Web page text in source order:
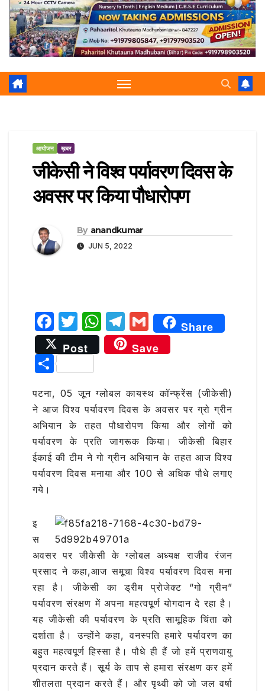
आयोजन ख़बर
जीकेसी ने विश्व पर्यावरण दिवस के
अवसर पर किया पौधारोपण
By anandkumar
JUN 5, 2022
F
a
c
e
b
o
o
k
T
w
it
te
r
W
h
at
A
p
p
T
el
e
ra
m
G
m
ai
Share
Post
Save
S
ar
e
पटना, 05 जून ग्लोबल कायस्थ कॉन्फ्रेंस (जीकेसी)
ने आज विश्व पर्यावरण दिवस के अवसर पर ग्रो ग्रीन
अभियान के तहत पौधारोपण किया और लोगों को
पर्यावरण के प्रति जागरूक किया। जीकेसी बिहार
ईकाई की टीम ने गो ग्रीन अभियान के तहत आज विश्व
पर्यावरण दिवस मनाया और 100 से अधिक पौधे लगाए
गये।
इ
स
अवसर पर जीकेसी के ग्लोबल अध्यक्ष राजीव रंजन
प्रसाद ने कहा,आज समूचा विश्व पर्यावरण दिवस मना
रहा है। जीकेसी का ड्रीम प्रोजेक्ट “गो ग्रीन”
पर्यावरण संरक्षण में अपना महत्वपूर्ण योगदान दे रहा है।
यह जीकेसी की पर्यावरण के प्रति सामूहिक चिंता को
दर्शाता है। उन्होंने कहा, वनस्पति हमारे पर्यावरण का
बहुत महत्वपूर्ण हिस्सा है। पौधे ही हैं जो हमें प्राणवायु
प्रदान करते हैं। सूर्य के ताप से हमारा संरक्षण कर हमें
शीतलता प्रदान करते हैं। और पृथ्वी को जो जल वर्षा
pa
m
e